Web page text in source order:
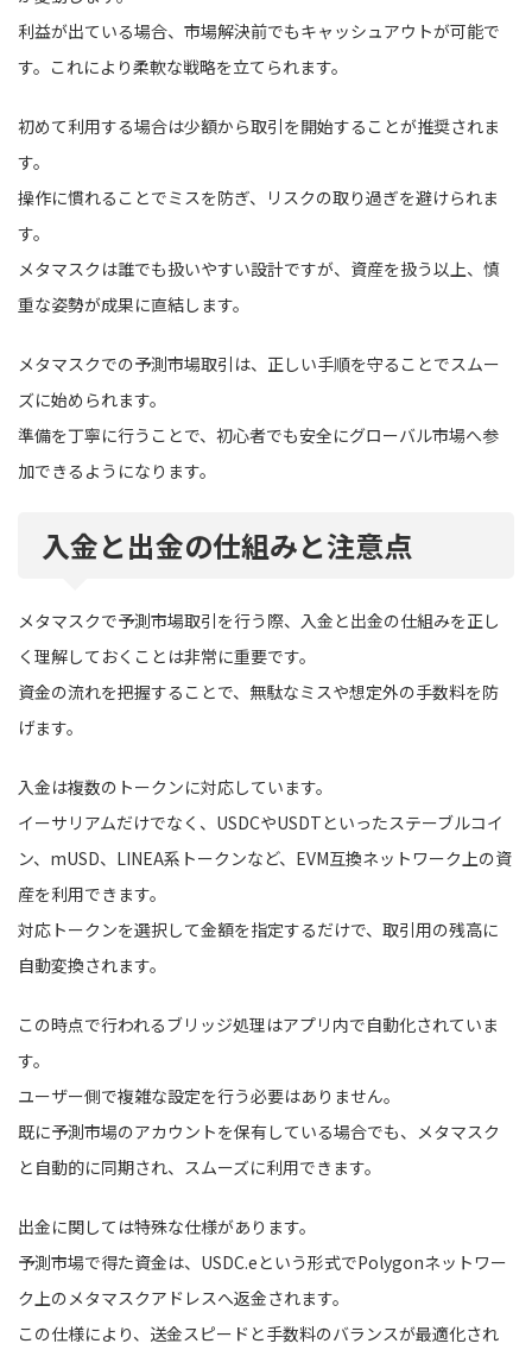
利益が出ている場合、市場解決前でもキャッシュアウトが可能で
す。これにより柔軟な戦略を立てられます。
初めて利用する場合は少額から取引を開始することが推奨されま
す。
操作に慣れることでミスを防ぎ、リスクの取り過ぎを避けられま
す。
メタマスクは誰でも扱いやすい設計ですが、資産を扱う以上、慎
重な姿勢が成果に直結します。
メタマスクでの予測市場取引は、正しい手順を守ることでスムー
ズに始められます。
準備を丁寧に行うことで、初心者でも安全にグローバル市場へ参
加できるようになります。
入金と出金の仕組みと注意点
メタマスクで予測市場取引を行う際、入金と出金の仕組みを正し
く理解しておくことは非常に重要です。
資金の流れを把握することで、無駄なミスや想定外の手数料を防
げます。
入金は複数のトークンに対応しています。
イーサリアムだけでなく、USDCやUSDTといったステーブルコイ
ン、mUSD、LINEA系トークンなど、EVM互換ネットワーク上の資
産を利用できます。
対応トークンを選択して金額を指定するだけで、取引用の残高に
自動変換されます。
この時点で行われるブリッジ処理はアプリ内で自動化されていま
す。
ユーザー側で複雑な設定を行う必要はありません。
既に予測市場のアカウントを保有している場合でも、メタマスク
と自動的に同期され、スムーズに利用できます。
出金に関しては特殊な仕様があります。
予測市場で得た資金は、USDC.eという形式でPolygonネットワー
ク上のメタマスクアドレスへ返金されます。
この仕様により、送金スピードと手数料のバランスが最適化され